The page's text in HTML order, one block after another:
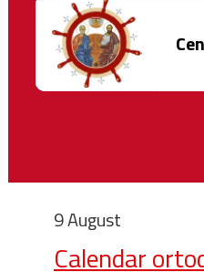
9 August
Calendar